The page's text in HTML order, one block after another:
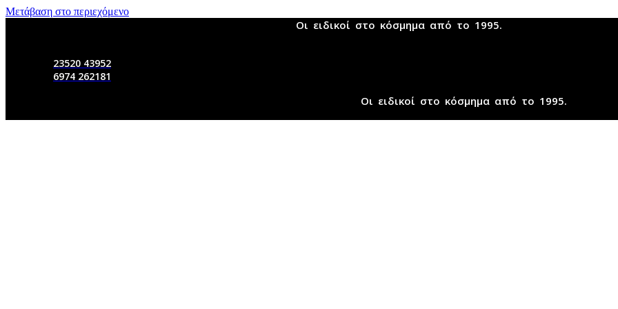
Μετάβαση στο περιεχόμενο
Οι ειδικοί στο κόσμημα από το 1995.
23520 43952
6974 262181
Οι ειδικοί στο κόσμημα από το 1995.